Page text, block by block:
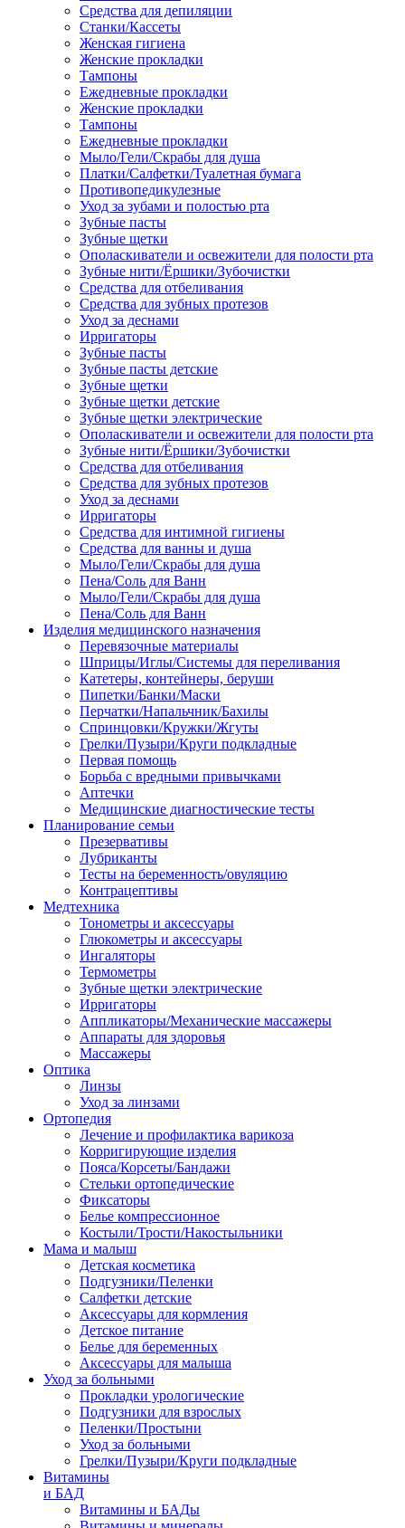
Средства для депиляции
Станки/Кассеты
Женская гигиена
Женские прокладки
Тампоны
Ежедневные прокладки
Женские прокладки
Тампоны
Ежедневные прокладки
Мыло/Гели/Скрабы для душа
Платки/Салфетки/Туалетная бумага
Противопедикулезные
Уход за зубами и полостью рта
Зубные пасты
Зубные щетки
Ополаскиватели и освежители для полости рта
Зубные нити/Ёршики/Зубочистки
Средства для отбеливания
Средства для зубных протезов
Уход за деснами
Ирригаторы
Зубные пасты
Зубные пасты детские
Зубные щетки
Зубные щетки детские
Зубные щетки электрические
Ополаскиватели и освежители для полости рта
Зубные нити/Ёршики/Зубочистки
Средства для отбеливания
Средства для зубных протезов
Уход за деснами
Ирригаторы
Средства для интимной гигиены
Средства для ванны и душа
Мыло/Гели/Скрабы для душа
Пена/Соль для Ванн
Мыло/Гели/Скрабы для душа
Пена/Соль для Ванн
Изделия медицинского назначения
Перевязочные материалы
Шприцы/Иглы/Системы для переливания
Катетеры, контейнеры, беруши
Пипетки/Банки/Маски
Перчатки/Напальчник/Бахилы
Спринцовки/Кружки/Жгуты
Грелки/Пузыри/Круги подкладные
Первая помощь
Борьба с вредными привычками
Аптечки
Медицинские диагностические тесты
Планирование семьи
Презервативы
Лубриканты
Тесты на беременность/овуляцию
Контрацептивы
Медтехника
Тонометры и аксессуары
Глюкометры и аксессуары
Ингаляторы
Термометры
Зубные щетки электрические
Ирригаторы
Аппликаторы/Механические массажеры
Аппараты для здоровья
Массажеры
Оптика
Линзы
Уход за линзами
Ортопедия
Лечение и профилактика варикоза
Корригирующие изделия
Пояса/Корсеты/Бандажи
Стельки ортопедические
Фиксаторы
Белье компрессионное
Костыли/Трости/Накостыльники
Мама и малыш
Детская косметика
Подгузники/Пеленки
Салфетки детские
Аксессуары для кормления
Детское питание
Белье для беременных
Аксессуары для малыша
Уход за больными
Прокладки урологические
Подгузники для взрослых
Пеленки/Простыни
Уход за больными
Грелки/Пузыри/Круги подкладные
Витамины
и БАД
Витамины и БАДы